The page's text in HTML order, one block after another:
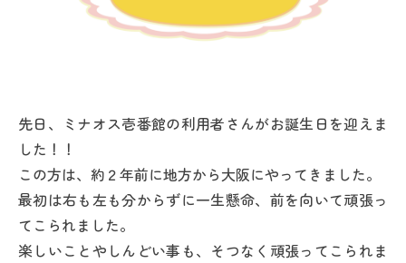
先日、ミナオス壱番館の利用者さんがお誕生日を迎えま
した！！
この方は、約２年前に地方から大阪にやってきました。
最初は右も左も分からずに一生懸命、前を向いて頑張っ
てこられました。
楽しいことやしんどい事も、そつなく頑張ってこられま